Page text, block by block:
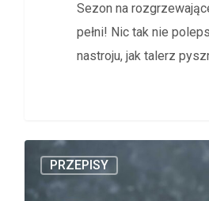
Sezon na
pełni! Nic tak nie
nastroju, jak talerz
PRZEPISY